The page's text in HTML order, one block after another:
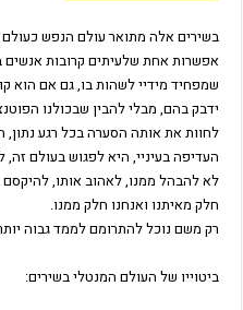
בשירים אלה מתואר עולם הנפש כעולם
אפשרות אחת שלעיתים קרובות אנשים
שמפחיד מידיי לשהות בו, גם אם הוא
ידבק בהם, מבלי להבין שבכולנו
לחוות את אותה הסערה בכל רגע נתון,
העדיפה בעיניי, היא לפגוש בעולם זה,
לא להבהל ממנו, לאהוב אותו, להיקסם
חלק מאיתנו ואנחנו חלק ממנו.
רק משם נוכל להתרומם לממד גבוה
ביטוייו של העולם המנטלי בשירים: